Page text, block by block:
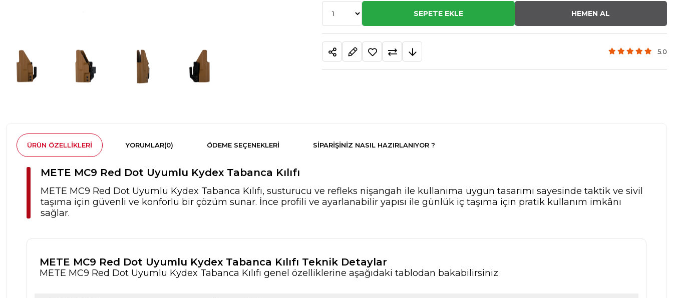
5.0
ÜRÜN ÖZELLIKLERI YORUMLAR(0) ÖDEME SEÇENEKLERI SIPARIŞINIZ NASIL HAZIRLANIYOR ?
METE MC9 Red Dot Uyumlu Kydex Tabanca Kılıfı
METE MC9 Red Dot Uyumlu Kydex Tabanca Kılıfı, susturucu ve refleks nişangah ile kullanıma uygun tasarımı sayesinde taktik ve sivil
taşıma için güvenli ve konforlu bir çözüm sunar. İnce profili ve ayarlanabilir yapısı ile günlük iç taşıma için pratik kullanım imkânı
sağlar.
METE MC9 Red Dot Uyumlu Kydex Tabanca Kılıfı Teknik Detaylar
METE MC9 Red Dot Uyumlu Kydex Tabanca Kılıfı genel özelliklerine aşağıdaki tablodan bakabilirsiniz